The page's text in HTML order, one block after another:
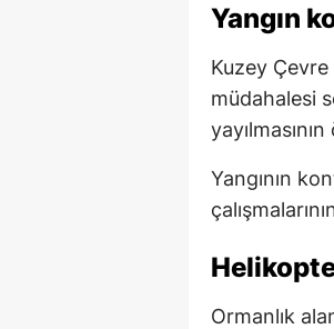
Yangın
Kuzey
müdahalesi
Yangının
Ormanlık